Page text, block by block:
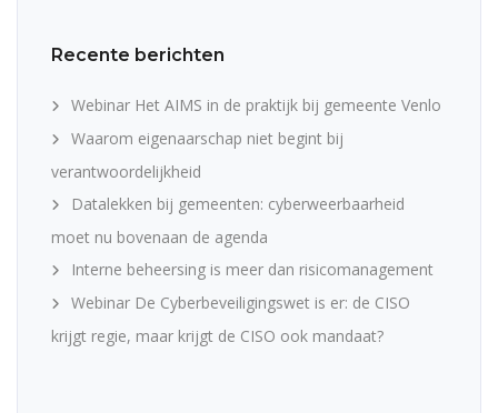
Recente berichten
Webinar Het AIMS in de praktijk bij gemeente Venlo
Waarom eigenaarschap niet begint bij
verantwoordelijkheid
Datalekken bij gemeenten: cyberweerbaarheid
moet nu bovenaan de agenda
Interne beheersing is meer dan risicomanagement
Webinar De Cyberbeveiligingswet is er: de CISO
krijgt regie, maar krijgt de CISO ook mandaat?